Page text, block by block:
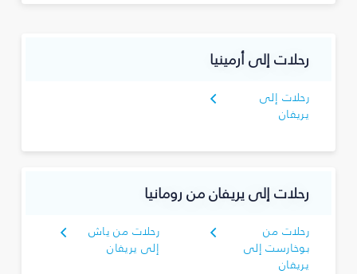
رحلات إلى أرمينيا
رحلات إلى
يريفان
رحلات إلى يريفان من رومانيا
رحلات من
بوخارست إلى
يريفان
رحلات من ياش
إلى يريفان